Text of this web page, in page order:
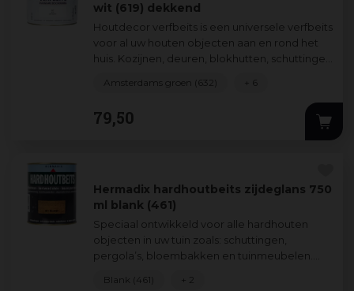
wit (619) dekkend
Houtdecor verfbeits is een universele verfbeits
voor al uw houten objecten aan en rond het
huis. Kozijnen, deuren, blokhutten, schuttingen
79,50
Amsterdams groen (632) + 6
Hermadix hardhoutbeits zijdeglans 750
ml blank (461)
Speciaal ontwikkeld voor alle hardhouten
objecten in uw tuin zoals: schuttingen,
pergola’s, bloembakken en tuinmeubelen.
zijdeglans
Blank (461) + 2